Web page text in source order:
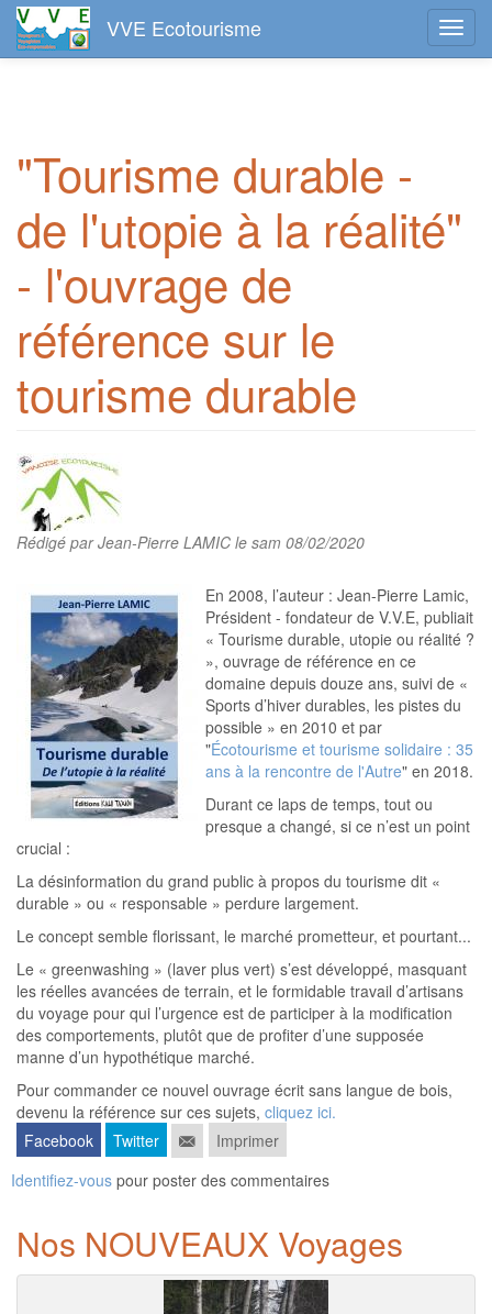
VVE Ecotourisme
"Tourisme durable -
de l'utopie à la réalité"
- l'ouvrage de
référence sur le
tourisme durable
Rédigé parJean-Pierre LAMIC le sam 08/02/2020
En 2008, l’auteur : Jean-Pierre Lamic,
Président - fondateur de V.V.E, publiait
« Tourisme durable, utopie ou réalité ?
», ouvrage de référence en ce
domaine depuis douze ans, suivi de «
Sports d’hiver durables, les pistes du
possible » en 2010 et par
"Écotourisme et tourisme solidaire : 35
ans à la rencontre de l'Autre" en 2018.
Durant ce laps de temps, tout ou
presque a changé, si ce n’est un point
crucial :
La désinformation du grand public à propos du tourisme dit «
durable » ou « responsable » perdure largement.
Le concept semble florissant, le marché prometteur, et pourtant...
Le « greenwashing » (laver plus vert) s’est développé, masquant
les réelles avancées de terrain, et le formidable travail d’artisans
du voyage pour qui l’urgence est de participer à la modification
des comportements, plutôt que de profiter d’une supposée
manne d’un hypothétique marché.
Pour commander ce nouvel ouvrage écrit sans langue de bois,
devenu la référence sur ces sujets, cliquez ici.
Facebook
Twitter
Imprimer
Identifiez-vous pour poster des commentaires
Nos NOUVEAUX Voyages